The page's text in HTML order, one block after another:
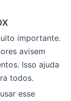
importante.
avisem
Isso ajuda
todos.
esse